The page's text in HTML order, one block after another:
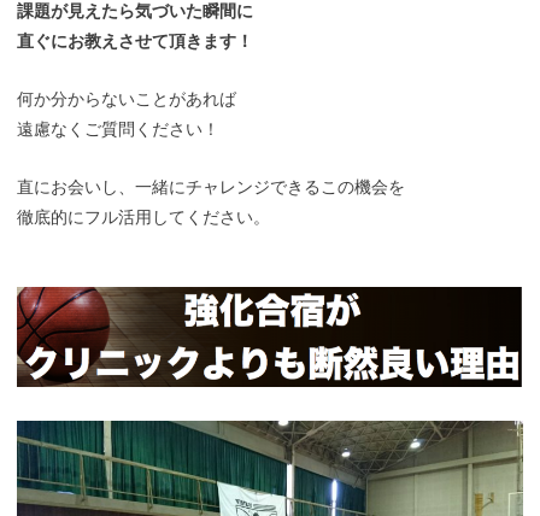
課題が見えたら気づいた瞬間に
直ぐにお教えさせて頂きます！
何か分からないことがあれば
遠慮なくご質問ください！
直にお会いし、一緒にチャレンジできるこの機会を
徹底的にフル活用してください。